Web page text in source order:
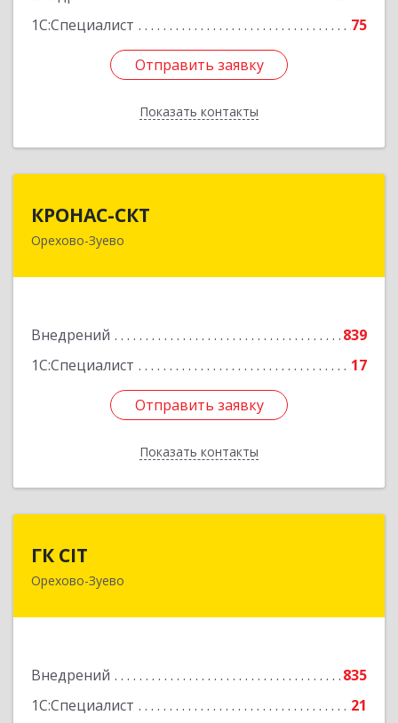
1С:Специалист
75
Отправить заявку
Показать контакты
Отправить заявку
Назад
КРОНАС-СКТ
Орехово-Зуево
Внедрений
839
1С:Специалист
17
Отправить заявку
Показать контакты
142600, Московская обл, Орехово-Зуево г,
Отправить заявку
Назад
ГК CIT
Орехово-Зуево
Внедрений
835
1С:Специалист
21
142600, Московская обл, Орехово-Зуево г,
Подробнее